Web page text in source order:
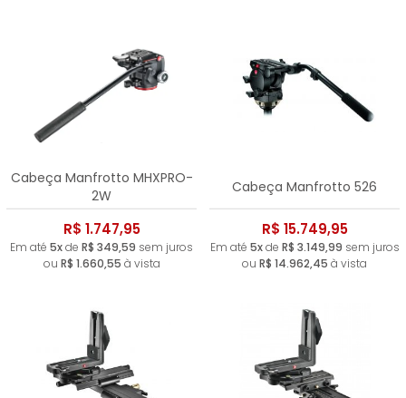
Cabeça Manfrotto MHXPRO-
2W
R$ 1.747,95
Em até 5xde R$ 349,59 sem juros
ou R$ 1.660,55 à vista
Cabeça Manfrotto 526
R$ 15.749,95
Em até 5xde R$ 3.149,99 sem juros
ou R$ 14.962,45 à vista